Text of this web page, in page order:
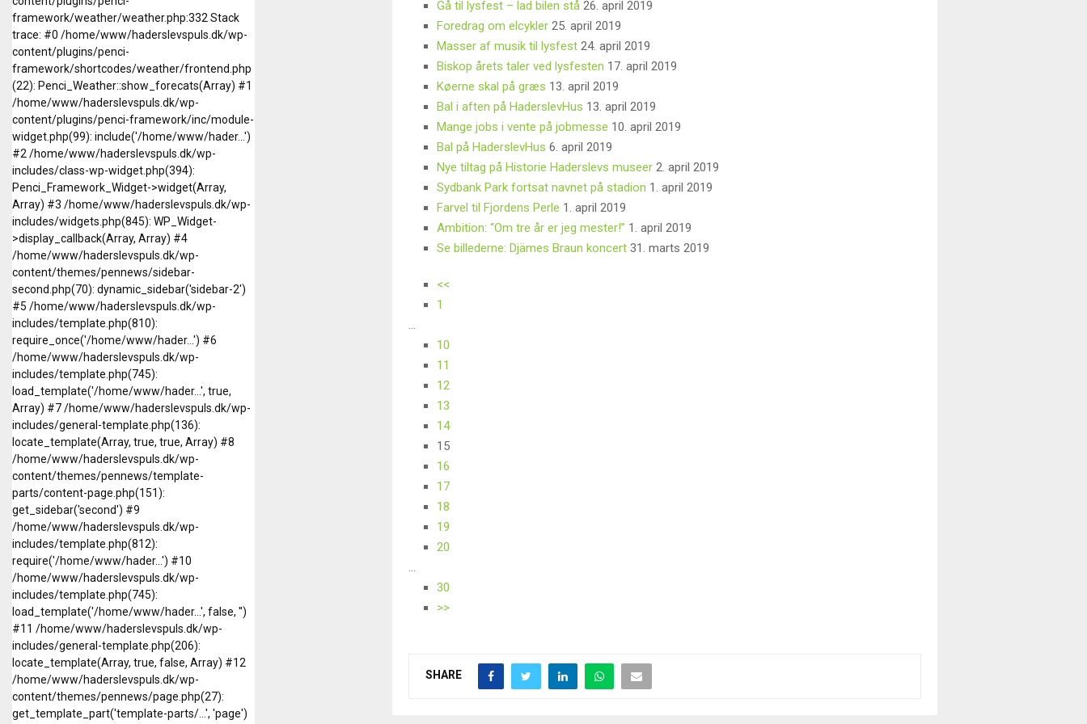
Gå til lysfest – lad bilen stå 26. april 2019
Foredrag om elcykler 25. april 2019
Masser af musik til lysfest 24. april 2019
Biskop årets taler ved lysfesten 17. april 2019
Køerne skal på græs 13. april 2019
Bal i aften på HaderslevHus 13. april 2019
Mange jobs i vente på jobmesse 10. april 2019
Bal på HaderslevHus 6. april 2019
Nye tiltag på Historie Haderslevs museer 2. april 2019
Sydbank Park fortsat navnet på stadion 1. april 2019
Farvel til Fjordens Perle 1. april 2019
Ambition: “Om tre år er jeg mester!” 1. april 2019
Se billederne: Djämes Braun koncert 31. marts 2019
<<
1
10
11
12
13
14
15
16
17
18
19
20
30
>>
SHARE
framework/weather/weather.php:332 Stack
trace: #0 /home/www/haderslevspuls.dk/wp-
content/plugins/penci-
framework/shortcodes/weather/frontend.php
(22): Penci_Weather::show_forecats(Array) #1
/home/www/haderslevspuls.dk/wp-
content/plugins/penci-framework/inc/module-
widget.php(99): include('/home/www/hader...')
#2 /home/www/haderslevspuls.dk/wp-
includes/class-wp-widget.php(394):
Penci_Framework_Widget->widget(Array,
Array) #3 /home/www/haderslevspuls.dk/wp-
includes/widgets.php(845): WP_Widget-
>display_callback(Array, Array) #4
/home/www/haderslevspuls.dk/wp-
content/themes/pennews/sidebar-
second.php(70): dynamic_sidebar('sidebar-2')
#5 /home/www/haderslevspuls.dk/wp-
includes/template.php(810):
require_once('/home/www/hader...') #6
/home/www/haderslevspuls.dk/wp-
includes/template.php(745):
load_template('/home/www/hader...', true,
Array) #7 /home/www/haderslevspuls.dk/wp-
includes/general-template.php(136):
locate_template(Array, true, true, Array) #8
/home/www/haderslevspuls.dk/wp-
content/themes/pennews/template-
parts/content-page.php(151):
get_sidebar('second') #9
/home/www/haderslevspuls.dk/wp-
includes/template.php(812):
require('/home/www/hader...') #10
/home/www/haderslevspuls.dk/wp-
includes/template.php(745):
load_template('/home/www/hader...', false, '')
#11 /home/www/haderslevspuls.dk/wp-
includes/general-template.php(206):
locate_template(Array, true, false, Array) #12
/home/www/haderslevspuls.dk/wp-
content/themes/pennews/page.php(27):
get_template_part('template-parts/...', 'page')